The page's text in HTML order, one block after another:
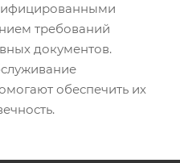
требований
документов.
обеспечить их